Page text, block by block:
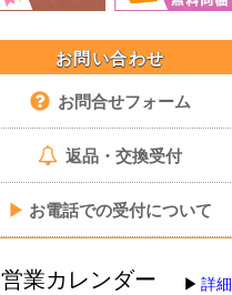
お問い合わせ
お問合せフォーム
返品・交換受付
▶ お電話での受付について
営業カレンダー 詳細